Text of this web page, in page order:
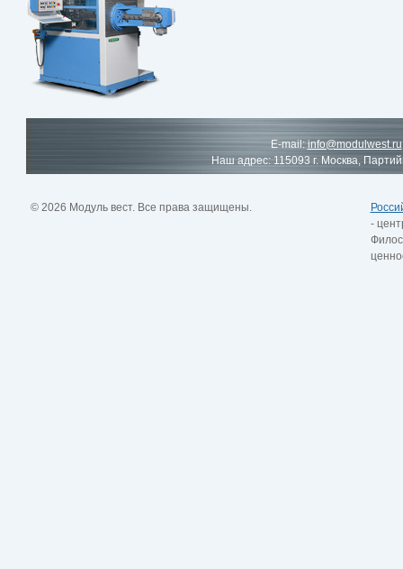
E-mail: info@modulwest.ru
Наш адрес: 115093 г. Москва,
© 2026 Модуль вест. Все права защищены.
-